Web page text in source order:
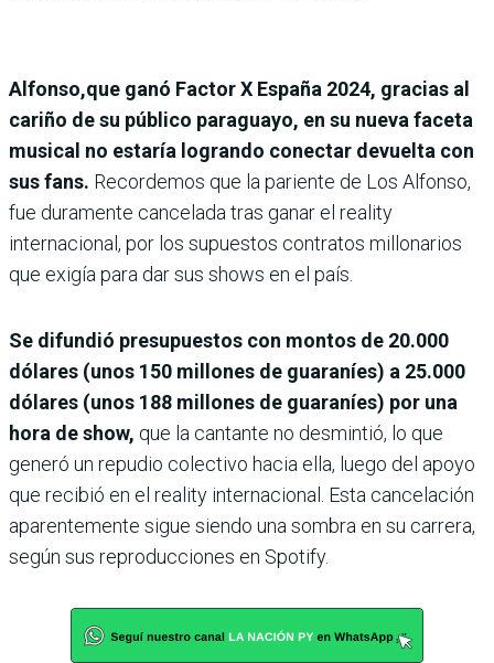
Alfonso,que ganó Factor X España 2024, gracias al
cariño de su público paraguayo, en su nueva faceta
musical no estaría logrando conectar devuelta con
sus fans. Recordemos que la pariente de Los Alfonso,
fue duramente cancelada tras ganar el reality
internacional, por los supuestos contratos millonarios
que exigía para dar sus shows en el país.
Se difundió presupuestos con montos de 20.000
dólares (unos 150 millones de guaraníes) a 25.000
dólares (unos 188 millones de guaraníes) por una
hora de show, que la cantante no desmintió, lo que
generó un repudio colectivo hacia ella, luego del apoyo
que recibió en el reality internacional. Esta cancelación
aparentemente sigue siendo una sombra en su carrera,
según sus reproducciones en Spotify.